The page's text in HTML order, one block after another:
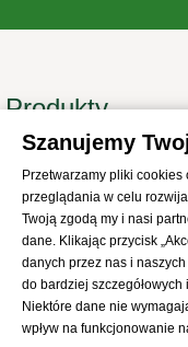
Produkty
Informacje
Twoje konto
Informacje o
Szanujemy
Przetwarzamy pliki
przeglądania w celu
Twoją zgodą my i nasi
dane. Klikając przycisk
danych przez nas i
do bardziej
Niektóre dane nie
wpływ na funkcjonowanie
© 2021